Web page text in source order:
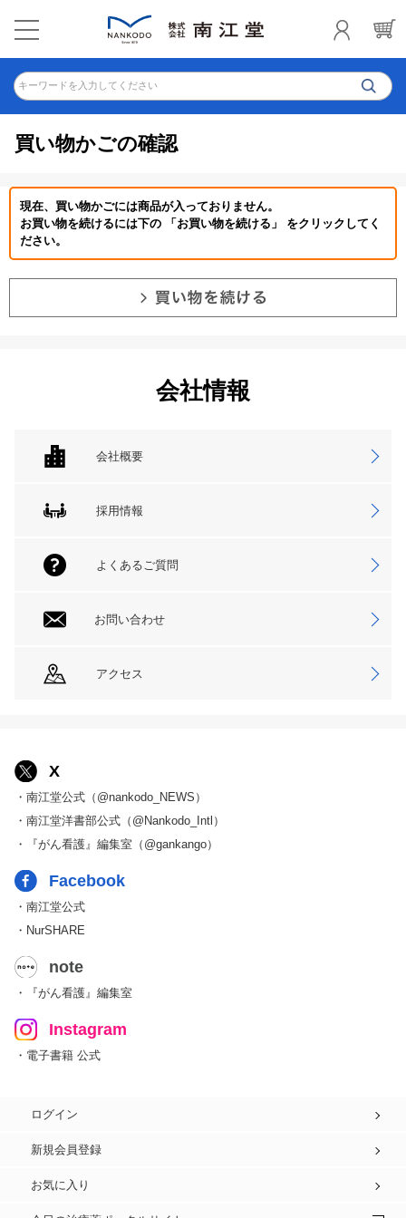
キーワードを入力してください
買い物かごの確認
現在、買い物かごには商品が入っておりません。
お買い物を続けるには下の 「お買い物を続ける」 をクリックしてく
ださい。
会社情報
会社概要
採用情報
よくあるご質問
お問い合わせ
アクセス
X
・南江堂公式（@nankodo_NEWS）
・南江堂洋書部公式（@Nankodo_Intl）
・『がん看護』編集室（@gankango）
Facebook
・南江堂公式
・NurSHARE
note
・『がん看護』編集室
Instagram
・電子書籍 公式
ログイン
新規会員登録
お気に入り